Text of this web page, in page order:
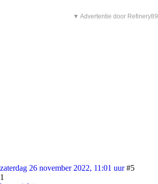
▼ Advertentie door Refinery89
zaterdag 26 november 2022, 11:01 uur #5
1